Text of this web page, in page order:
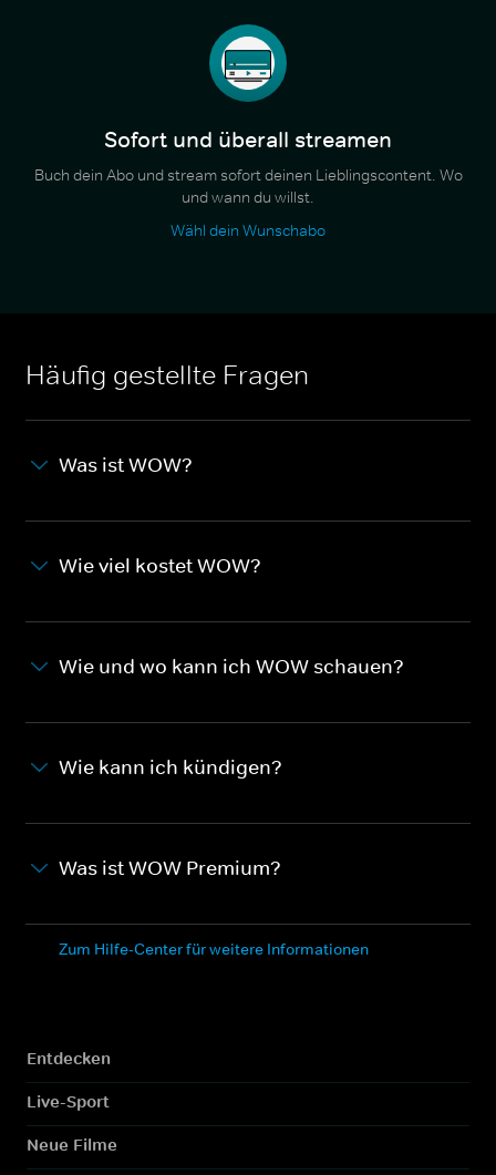
Sofort und überall streamen
Buch dein Abo und stream sofort deinen Lieblingscontent. Wo
und wann du willst.
Wähl dein Wunschabo
Häufig gestellte Fragen
Was ist WOW?
Wie viel kostet WOW?
Wie und wo kann ich WOW schauen?
Wie kann ich kündigen?
Was ist WOW Premium?
Zum Hilfe-Center für weitere Informationen
Entdecken
Live-Sport
Neue Filme